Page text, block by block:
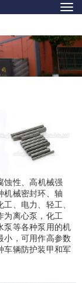
性、高机械强
机械密封环、轴
、电力、轻工、
为离心泵，化工
泵等各种泵用的机
小，可用作高参数
车辆防护装甲和军